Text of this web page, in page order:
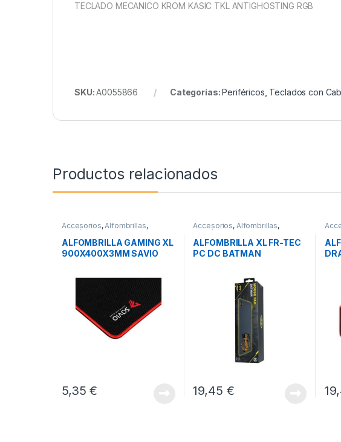
TECLADO MECANICO KROM KASIC TKL ANTIGHOSTING RGB
SKU:A0055866 Categorías:Periféricos Teclados con
Productos relacionados
Accesorios,Alfombrillas,
Periféricos
ALFOMBRILLA GAMING XL
900X400X3MM SAVIO
5,35€
Accesorios, Alfombrillas,
Periféricos
ALFOMBRILLA XL FR-TEC
PC DC BATMAN
19,45 €